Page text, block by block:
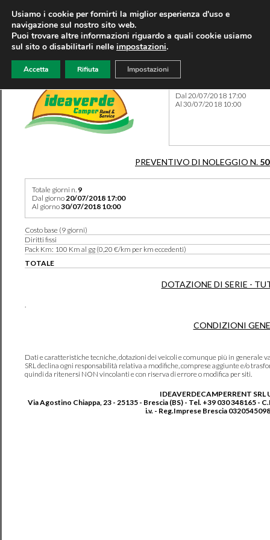
Dal 20/07/2018 17:00
Al 30/07/2018 10:00
PREVENTIVO DI NOLEGGIO N.
Totale giorni n. 9
Dal giorno20/07/2018 17:00
Al giorno30/07/2018 10:00
Costo base (9 giorni)
Diritti fissi
Pack Km: 100 Km al gg (0,20 €/km per km eccedenti)
TOTALE
DOTAZIONE DI SERIE -
.
CONDIZIONI
Dati e caratteristiche tecniche, dotazioni dei veicoli e comunque più in generale
SRL declina ogni responsabilità relativa a modifiche, comprese aggiunte e/o
quindi da ritenersi NON vincolanti e con riserva di errore o modifica per siti.
IDEAVERDECAMPERRENT SRL
Via Agostino Chiappa, 23 - 25135 - Brescia (BS) - Tel. +39 030 348165 -
i.v. - Reg.Imprese Brescia
Usiamo i cookie per fornirti la miglior esperienza d'uso e
navigazione sul nostro sito web.
Puoi trovare altre informazioni riguardo a quali cookie usiamo
sul sito o disabilitarli nelle impostazioni.
Accetta Rifiuta Impostazioni